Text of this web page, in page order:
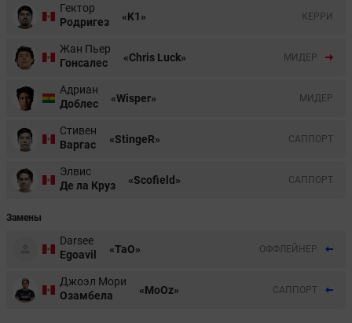
Гектор
Родригез
«K1» КЕРРИ
Жан Пьер
Гонсалес
«Chris Luck» МИДЕР
Адриан
Доблес
«Wisper» МИДЕР
Стивен
Варгас
«StingeR» CАППОРТ
Элвис
Де ла Круз
«Scofield» CАППОРТ
Замены
Darsee
Egoavil
«TaO» ОФФЛЕЙНЕР
Джоэл Мори
Озамбела
«MoOz» CАППОРТ